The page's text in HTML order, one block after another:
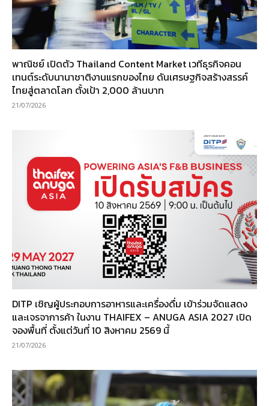
พาณิชย์ เปิดตัว Thailand Content Market เวทีธุรกิจคอน
เทนต์ระดับนานาชาติงานแรกของไทย ดันเศรษฐกิจสร้างสรรค์
ไทยสู่ตลาดโลก ตั้งเป้า 2,000 ล้านบาท
21/07/2026
DITP เชิญผู้ประกอบการอาหารและเครื่องดื่ม เข้าร่วมจัดแสดง
และเจรจาการค้า ในงาน THAIFEX – ANUGA ASIA 2027 เปิด
จองพื้นที่ ตั้งแต่วันที่ 10 สิงหาคม 2569 นี้
21/07/2026